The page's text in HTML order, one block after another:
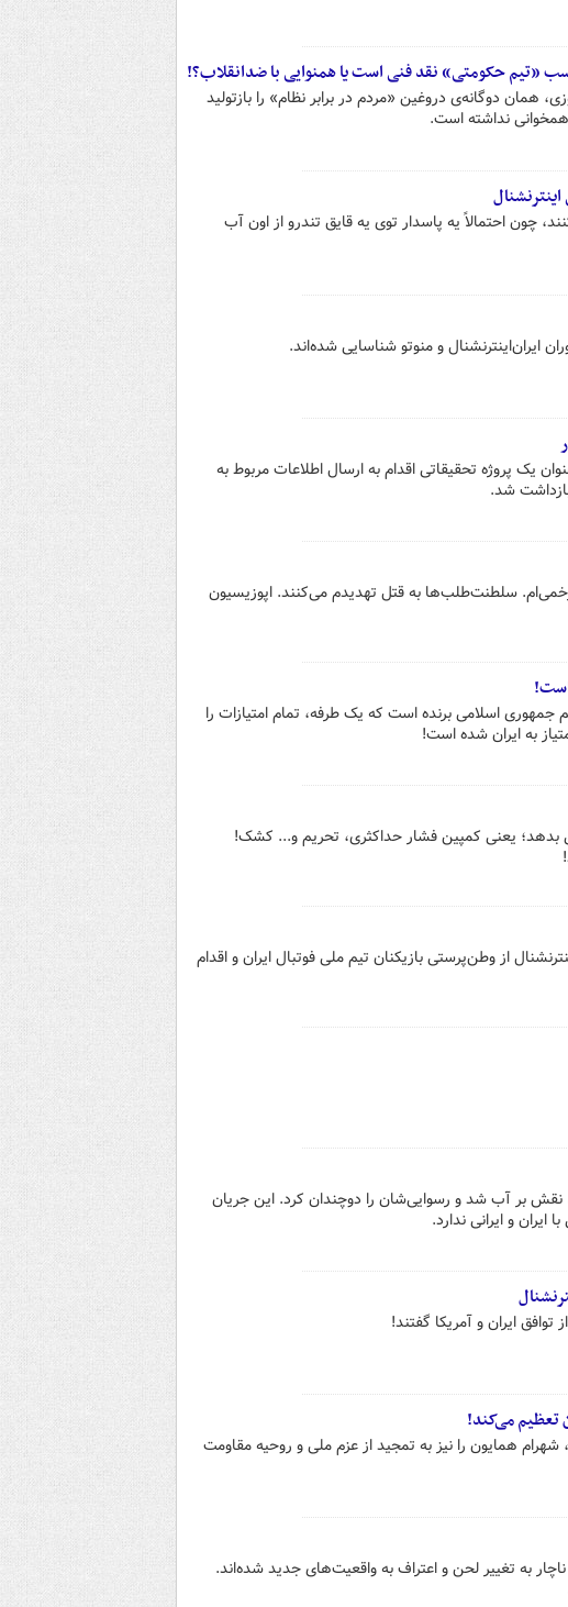
همان دوگانه‌ی دروغین «مردم در برابر نظام» را بازتولید
نداشته است.
احتمالاً یه پاسدار توی یه قایق تندرو از اون آب
یک پروژه تحقیقاتی اقدام به ارسال اطلاعات مربوط به
شد.
سلطنت‌طلب‌ها به قتل تهدیدم می‌کنند. اپوزیسیون
است!
اسلامی برنده است که یک طرفه، تمام امتیازات را
به ایران شده است!
بدهد؛ یعنی کمپین فشار حداکثری، تحریم و... کشک!
از وطن‌پرستی بازیکنان تیم ملی فوتبال ایران و اقدام
بر آب شد و رسوایی‌شان را دوچندان کرد. این جریان
و ایرانی ندارد.
ایران و آمریکا گفتند!
تعظیم می‌کند!
همایون را نیز به تمجید از عزم ملی و روحیه مقاومت
به تغییر لحن و اعتراف به واقعیت‌های جدید شده‌اند.